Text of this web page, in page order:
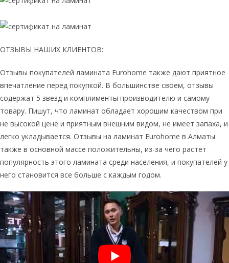
ОТЗЫВЫ НАШИХ КЛИЕНТОВ:
Отзывы покупателей ламината Eurohome также дают приятное
впечатление перед покупкой. В большинстве своем, отзывы
содержат 5 звезд и комплименты производителю и самому
товару. Пишут, что ламинат обладает хорошим качеством при
не высокой цене и приятным внешним видом, не имеет запаха, и
легко укладывается. Отзывы на ламинат Eurohome в Алматы
также в основной массе положительны, из-за чего растет
популярность этого ламината среди населения, и покупателей у
него становится все больше с каждым годом.